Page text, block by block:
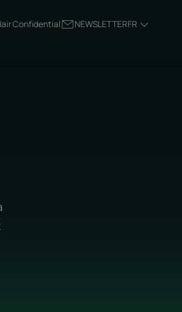
Confidential NEWSLETTERFR